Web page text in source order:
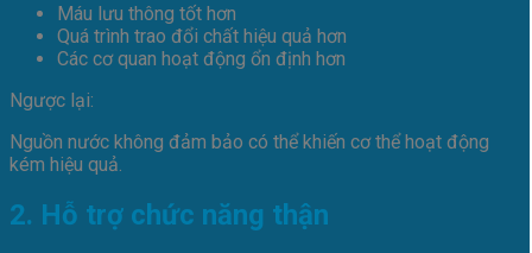
Máu lưu thông tốt hơn
Quá trình trao đổi chất hiệu quả hơn
Các cơ quan hoạt động ổn định hơn
Ngược lại:
Nguồn nước không đảm bảo có thể khiến cơ thể hoạt động
kém hiệu quả.
2. Hỗ trợ chức năng thận